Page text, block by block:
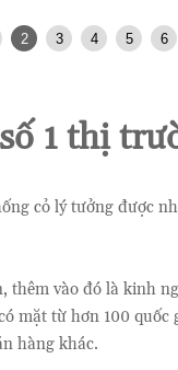
2 3 4 5 6
1 thị
cỏ lý tưởng được
vào đó là kinh
mặt từ hơn 100
hàng khác.